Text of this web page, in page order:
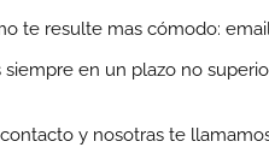
te resulte mas cómodo:
en un plazo no
y nosotras te